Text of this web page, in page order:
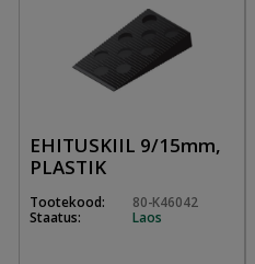
EHITUSKIIL 9/15mm,
PLASTIK
Tootekood:
80-K46042
Staatus:
Laos